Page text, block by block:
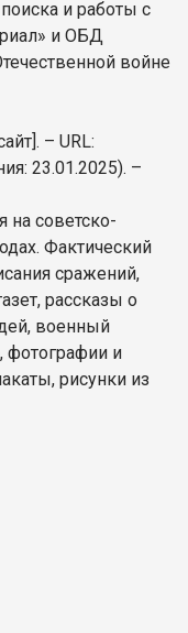
и работы с
и ОБД
войне
– URL:
23.01.2025). –
на советско-
Фактический
сражений,
рассказы о
военный
фотографии и
рисунки из